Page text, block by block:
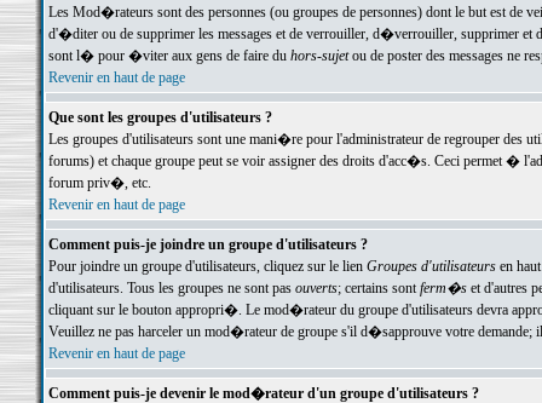
Les Mod�rateurs sont des personnes (ou groupes de personnes) dont le but est de
d'�diter ou de supprimer les messages et de verrouiller, d�verrouiller, supprimer
sont l� pour �viter aux gens de faire du hors-sujetou de poster des messages ne
Revenir en haut de page
Que sont les groupes d'utilisateurs ?
Les groupes d'utilisateurs sont une mani�re pour l'administrateur de regrouper des
forums) et chaque groupe peut se voir assigner des droits d'acc�s. Ceci permet
forum priv�, etc.
Revenir en haut de page
Comment puis-je joindre un groupe d'utilisateurs ?
Pour joindre un groupe d'utilisateurs, cliquez sur le lien Groupes d'utilisateursen haut
d'utilisateurs. Tous les groupes ne sont pas ouverts; certains sontferm�set d'autres
cliquant sur le bouton appropri�. Le mod�rateur du groupe d'utilisateurs devra
Veuillez ne pas harceler un mod�rateur de groupe s'il d�sapprouve votre demande;
Revenir en haut de page
Comment puis-je devenir le mod�rateur d'un groupe d'utilisateurs ?